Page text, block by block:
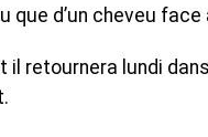
que d’un cheveu face
retournera lundi